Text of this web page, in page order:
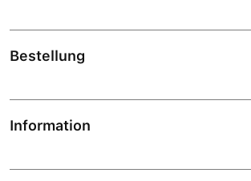
Bestellung
Information